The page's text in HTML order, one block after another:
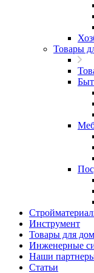
Товары
Инструмент
Товары для
Инженерные
Наши
Статьи